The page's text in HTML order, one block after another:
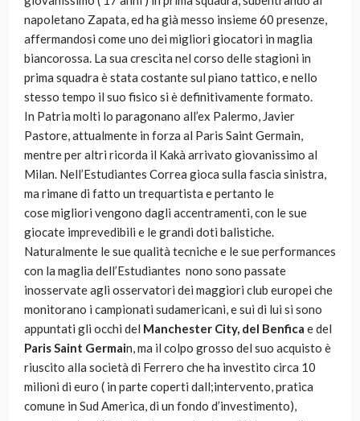
napoletano Zapata, ed ha già messo insieme 60 presenze,
affermandosi come uno dei migliori giocatori in maglia
biancorossa. La sua crescita nel corso delle stagioni in
prima squadra è stata costante sul piano tattico, e nello
stesso tempo il suo fisico si è definitivamente formato.
In Patria molti lo paragonano all’ex Palermo, Javier
Pastore, attualmente in forza al Paris Saint Germain,
mentre per altri ricorda il Kakà arrivato giovanissimo al
Milan. Nell’Estudiantes Correa gioca sulla fascia sinistra,
ma rimane di fatto un trequartista e pertanto le
cose migliori vengono dagli accentramenti, con le sue
giocate imprevedibili e le grandi doti balistiche.
Naturalmente le sue qualità tecniche e le sue performances
con la maglia dell’Estudiantes nono sono passate
inosservate agli osservatori dei maggiori club europei che
monitorano i campionati sudamericani, e sui di lui si sono
appuntati gli occhi del Manchester City, del Benfica e del
Paris Saint Germain, ma il colpo grosso del suo acquisto è
riuscito alla società di Ferrero che ha investito circa 10
milioni di euro ( in parte coperti dall;intervento, pratica
comune in Sud America, di un fondo d’investimento),